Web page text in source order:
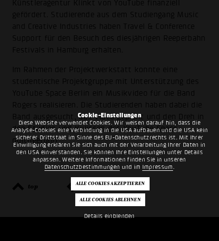
Cookie-Einstellungen
Diese Website verwendet Cookies. Wir weisen darauf hin, dass die
Analyse-Cookies eine Verbindung in die USA aufbauen und die USA kein
sicherer Drittstaat im Sinne des EU-Datenschutzrechts ist. Mit Ihrer
Einwilligung erklären Sie sich auch mit der Verarbeitung Ihrer Daten in
den USA einverstanden. Sie können Ihre Einstellungen unter Details
anpassen. Weitere Informationen finden Sie in unseren
Datenschutzbestimmungen und im Impressum .
Details einblenden
Künstleragentur Klinkt von YouTube finanziell
gefördert. Studierende aus dem Studiengang Music
and Creative Industries haben Travel & Conference
Support für den Besuch des diesjährigen Reeperbahn
Festivals in Hamburg erhalten.
Im Rahmen der Projektwerkstatt konnte eine
studentische Projektgruppe mit Unterstützung des
YouTube Space Berlin ein Musikvideo für die Band
Rogers realisieren. Die Studierenden haben dabei die
Band ausgesucht, das Video geplant und den Dreh in
den Studios und Kulissen des YouTube Space
durchgeführt.
top zurück